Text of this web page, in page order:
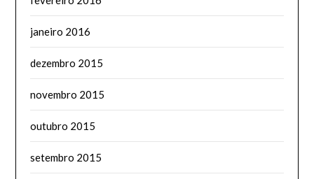
janeiro 2016
dezembro 2015
novembro 2015
outubro 2015
setembro 2015